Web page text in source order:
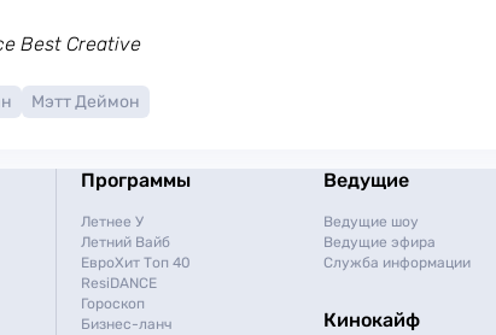
Best Creative
Мэтт Деймон
Программы
Летнее У
Летний Вайб
ЕвроХит Топ 40
ResiDANCE
Гороскоп
Бизнес-ланч
Ведущие
Ведущие шоу
Ведущие эфира
Служба информации
Кинокайф